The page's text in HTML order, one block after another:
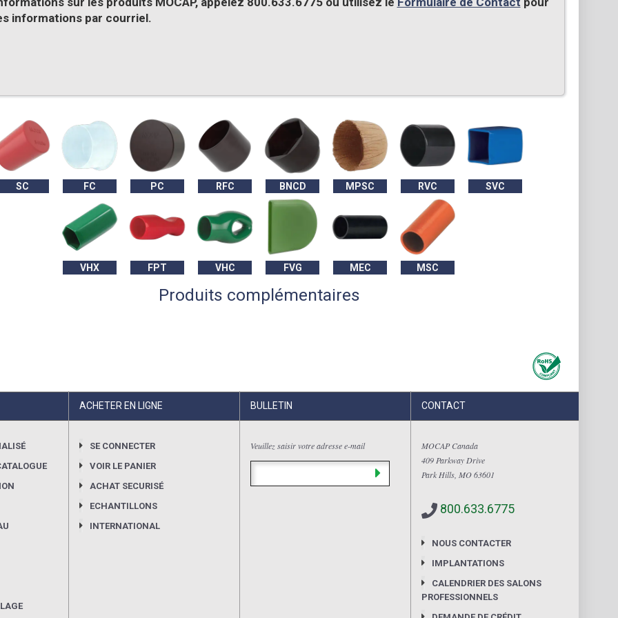
informations par courriel.
SC FC PC RFC BNCD MPSC RVC SVC
VHX FPT VHC FVG MEC MSC
Produits complémentaires
ACHETER EN LIGNE
SE CONNECTER
VOIR LE PANIER
ACHAT SECURISÉ
ECHANTILLONS
INTERNATIONAL
BULLETIN
Veuillez saisir votre adresse e-mail
CONTACT
MOCAP Canada
409 Parkway Drive
Park Hills, MO 63601
800.633.6775
NOUS CONTACTER
IMPLANTATIONS
CALENDRIER DES SALONS
PROFESSIONNELS